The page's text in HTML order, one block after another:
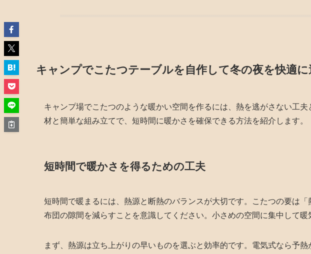
キャンプでこたつテーブルを自作して冬の夜を快適
キャンプ場でこたつのような暖かい空間を作るには、熱を逃がさない工
材と簡単な組み立てで、短時間に暖かさを確保できる方法を紹介します。
短時間で暖かさを得るための工夫
短時間で暖まるには、熱源と断熱のバランスが大切です。こたつの要は
布団の隙間を減らすことを意識してください。小さめの空間に集中して暖
まず、熱源は立ち上がりの早いものを選ぶと効率的です。電気式なら予